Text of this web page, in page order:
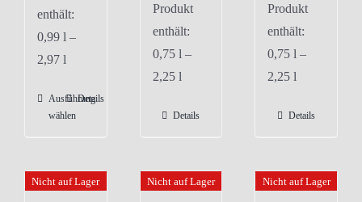
enthält:
0,99 l –
2,97 l
Ausführung
wählen
Dieses
Produkt
mehrere
Varianten
Details
Produkt
enthält:
0,75 l –
2,25 l
Details
Produkt
enthält:
0,75l –
2,25l
Details
Nicht auf Lager Nicht auf Lager Nicht auf Lager